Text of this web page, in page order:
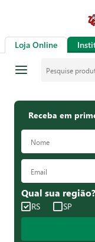
Loja Online
Receba em
Qual sua região?
RS SP